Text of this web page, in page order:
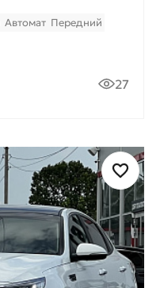
Автомат Передний
27